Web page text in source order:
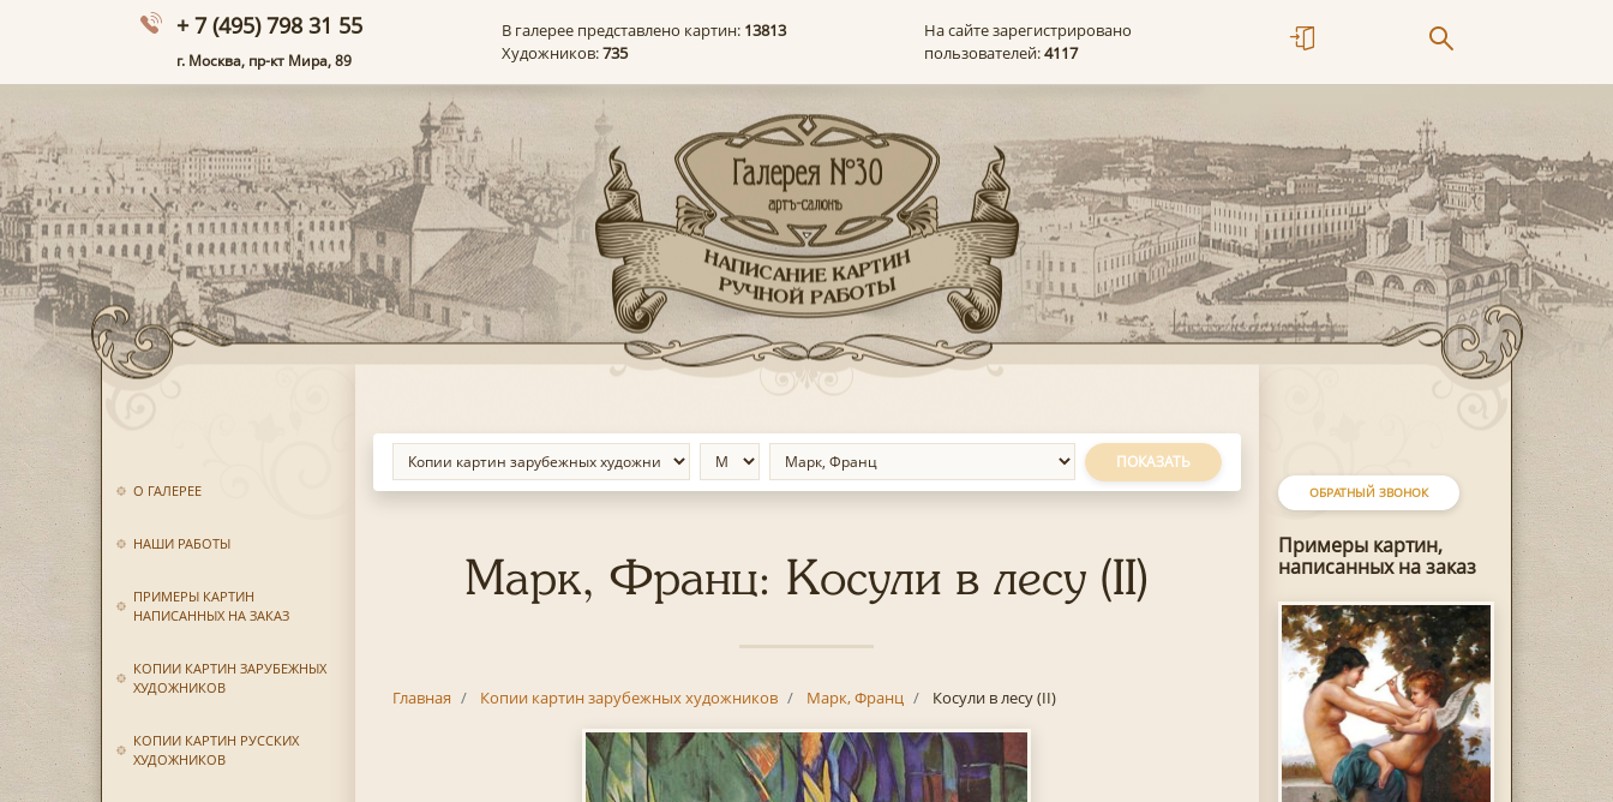
+ 7 (495) 798 31 55
г. Москва, пр-кт Мира, 89
В галерее представлено картин: 13813
Художников:735
На сайте зарегистрировано
пользователей:4117
О ГАЛЕРЕЕ
НАШИ РАБОТЫ
ПРИМЕРЫ КАРТИН
НАПИСАННЫХ НА ЗАКАЗ
КОПИИ КАРТИН ЗАРУБЕЖНЫХ
ХУДОЖНИКОВ
КОПИИ КАРТИН РУССКИХ
ХУДОЖНИКОВ
ОБРАТНЫЙ ЗВОНОК
Примеры картин,
написанных на заказ
ПОКАЗАТЬ
Марк, Франц: Косули в лесу (II)
Главная Копии картин зарубежных художников Марк, Франц Косули в лесу (II)